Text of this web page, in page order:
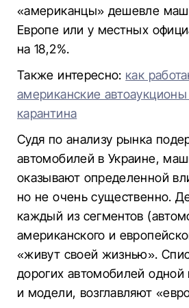
«американцы» дешевле
Европе или у местных
на 18,2%.
Также интересно: как
американские
карантина
Судя по анализу рынка
автомобилей в Украине,
оказывают определенной
но не очень существенно.
каждый из сегментов
американского и
«живут своей жизнью».
дорогих автомобилей
и модели, возглавляют